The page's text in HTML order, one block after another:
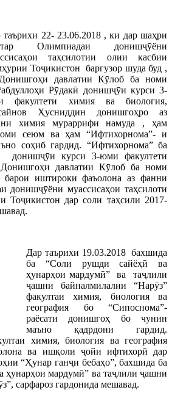
таърихи 22- 23.06.2018 , ки дар шаҳри
Олимпиадаи донишҷӯёни
таҳсилотии олии касбии
Тоҷикистон баргузор шуда буд ,
давлатии Кӯлоб ба номи
Рӯдакӣ донишҷӯи курси 3-
факултети химия ва биология,
Ҳусниддин донишгоҳро аз
химия мураррифи намуда , ҳам
сеюм ва ҳам “Ифтихорнома”- и
соҳиб гардид. “Ифтихорнома” ба
донишҷӯи курси 3-юми факултети
давлатии Кӯлоб ба номи
барои иштироки фаъолона аз фанни
донишҷӯёни муассисаҳои таҳсилоти
Тоҷикистон дар соли таҳсили 2017-
Дар таърихи 19.03.2018 бахшида
ба “Соли рушди сайёҳӣ ва
ҳунарҳои мардумӣ” ва таҷлили
ҷашни байналмилалии “Нарӯз”
факултаи химия, биология ва
география бо “Сипоснома”-
раёсати донишгоҳ бо чунин
маъно қадрдони гардид.
химия, биология ва география
ва ишқоли ҷойи ифтихорӣ дар
“Ҳунар ганҷи бебаҳо”, бахшида ба
ҳунарҳои мардумӣ” ва таҷлили ҷашни
сарфароз гардонида мешавад.